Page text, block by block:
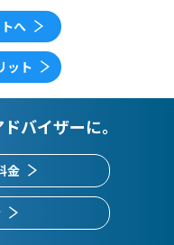
へ
ット
バイザーに。
金